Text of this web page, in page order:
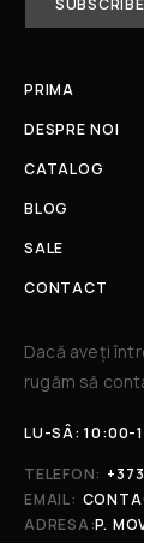
PRIMA
DESPRE NOI
CATALOG
BLOG
SALE
CONTACT
Dacă aveți
rugăm să
LU-SÂ: 10:00-
TELEFON:
EMAIL:
ADRESA:P.